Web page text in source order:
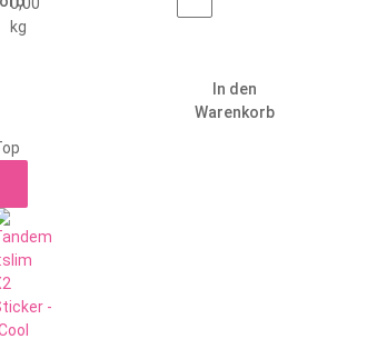
kg
In den
Warenkorb